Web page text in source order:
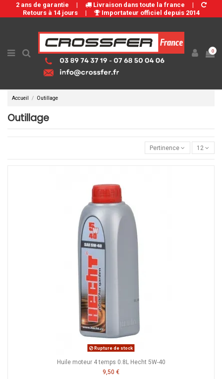
2 ans de garantie | Livraison dans toute la france
|
Retours à 14 jours
| Importateur officiel depuis 2014
0
Accueil Outillage
Outillage
Pertinence 12
Rupture de stock
Huile moteur 4 temps 0.8L Hecht 5W-40
9,50 €